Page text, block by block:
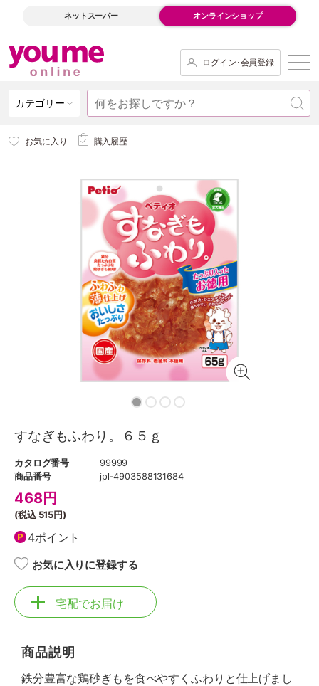
ネットスーパー オンラインショップ
ログイン･会員登録
カテゴリー
お気に入り 購入履歴
すなぎもふわり。６５ｇ
カタログ番号
99999
商品番号
jpl-4903588131684
468円
(税込 515円)
4ポイント
お気に入りに登録する
宅配でお届け
商品説明
鉄分豊富な鶏砂ぎもを食べやすくふわりと仕上げまし